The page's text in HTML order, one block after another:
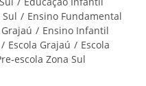
/ Ensino Fundamental
/ Ensino Infantil
/ Escola Grajaú / Escola
escola Zona Sul